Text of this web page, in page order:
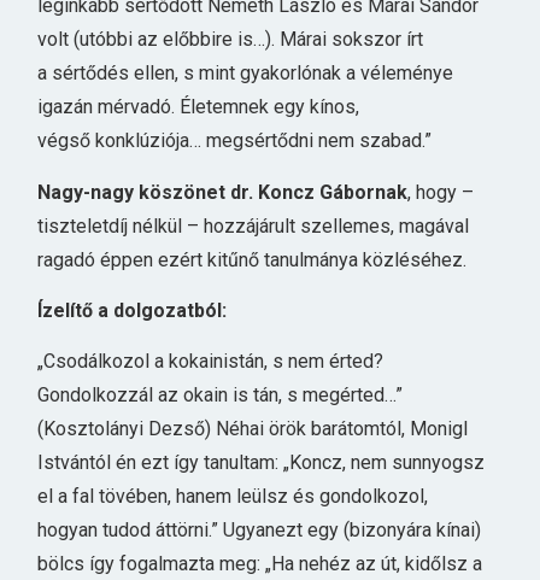
leginkább sértődött Németh László és Márai Sándor
volt (utóbbi az előbbire is…). Márai sokszor írt
a sértődés ellen, s mint gyakorlónak a véleménye
igazán mérvadó. Életemnek egy kínos,
végső konklúziója… megsértődni nem szabad.”
Nagy-nagy köszönet dr. Koncz Gábornak, hogy –
tiszteletdíj nélkül – hozzájárult szellemes, magával
ragadó éppen ezért kitűnő tanulmánya közléséhez.
Ízelítő a dolgozatból:
„Csodálkozol a kokainistán, s nem érted?
Gondolkozzál az okain is tán, s megérted…”
(Kosztolányi Dezső) Néhai örök barátomtól, Monigl
Istvántól én ezt így tanultam: „Koncz, nem sunnyogsz
el a fal tövében, hanem leülsz és gondolkozol,
hogyan tudod áttörni.” Ugyanezt egy (bizonyára kínai)
bölcs így fogalmazta meg: „Ha nehéz az út, kidőlsz a